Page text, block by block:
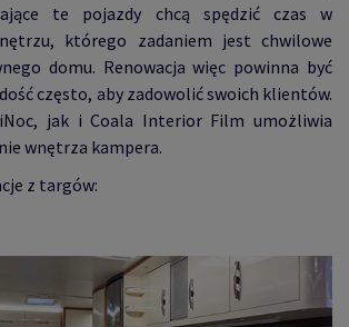
te pojazdy chcą spędzić czas w
którego zadaniem jest chwilowe
domu. Renowacja więc powinna być
często, aby zadowolić swoich klientów.
jak i Coala Interior Film umożliwia
wnętrza kampera.
z targów: